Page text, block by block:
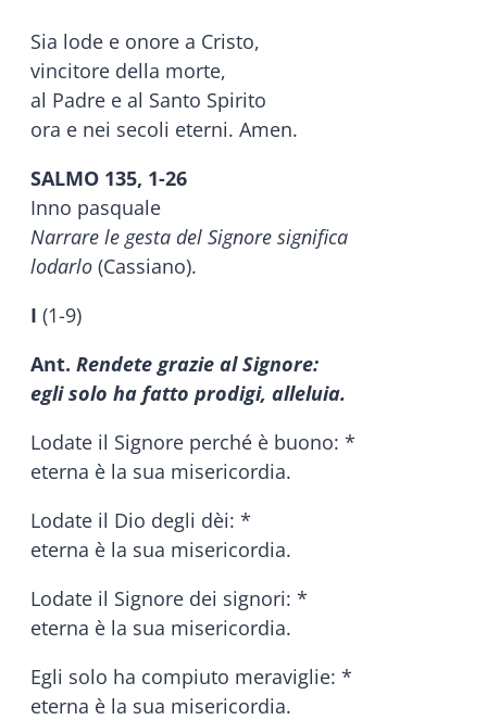
Sia lode e onore a Cristo,
vincitore della morte,
al Padre e al Santo Spirito
ora e nei secoli eterni. Amen.
SALMO 135, 1-26
Inno pasquale
Narrare le gesta del Signore significa
lodarlo (Cassiano).
I (1-9)
Ant. Rendete grazie al Signore:
egli solo ha fatto prodigi, alleluia.
Lodate il Signore perché è buono: *
eterna è la sua misericordia.
Lodate il Dio degli dèi: *
eterna è la sua misericordia.
Lodate il Signore dei signori: *
eterna è la sua misericordia.
Egli solo ha compiuto meraviglie: *
eterna è la sua misericordia.